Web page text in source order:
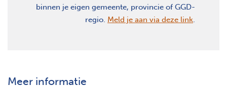
binnen je eigen gemeente, provincie of GGD-
regio. Meld je aan via deze link.
Meer informatie